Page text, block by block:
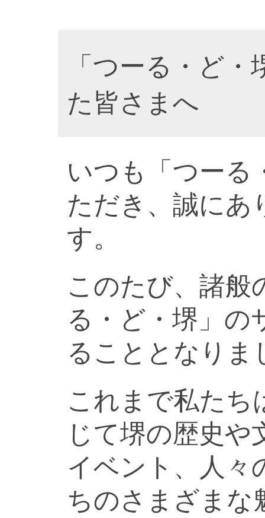
「つーる・ど
た皆さまへ
いつも「つーる
ただき、誠にあ
す。
このたび、諸般
る・ど・堺」の
ることとなりま
これまで私たち
じて堺の歴史や
イベント、人々
ちのさまざまな